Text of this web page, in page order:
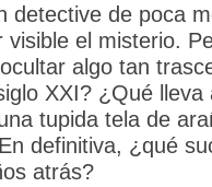
detective de poca
el misterio.
algo tan
XXI? ¿Qué lleva
tupida tela de
definitiva, ¿qué
atrás?